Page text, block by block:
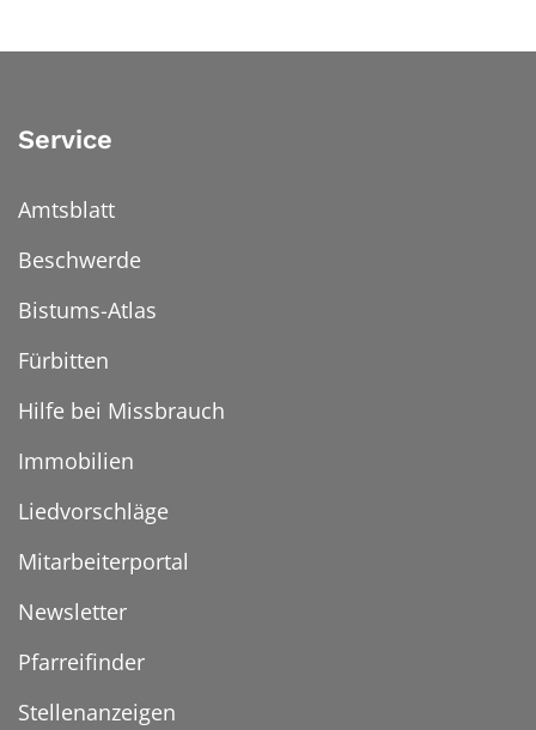
Service
Amtsblatt
Beschwerde
Bistums-Atlas
Fürbitten
Hilfe bei Missbrauch
Immobilien
Liedvorschläge
Mitarbeiterportal
Newsletter
Pfarreifinder
Stellenanzeigen